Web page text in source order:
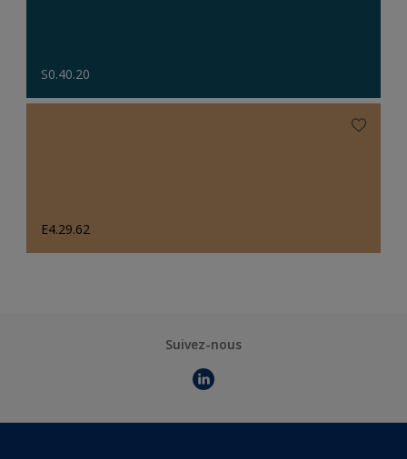
S0.40.20
E4.29.62
Suivez-nous